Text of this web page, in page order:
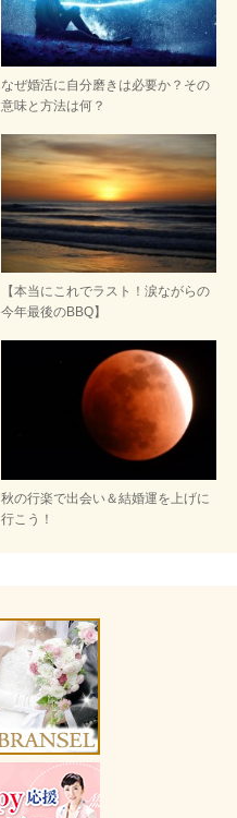
なぜ婚活に自分磨きは必要か？その
意味と方法は何？
【本当にこれでラスト！涙ながらの
今年最後のBBQ】
秋の行楽で出会い＆結婚運を上げに
行こう！